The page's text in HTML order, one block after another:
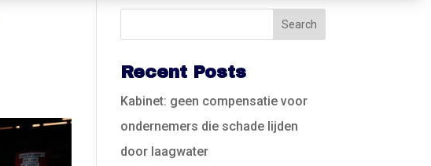
Recent Posts
Kabinet: geen compensatie voor
ondernemers die schade lijden
door laagwater